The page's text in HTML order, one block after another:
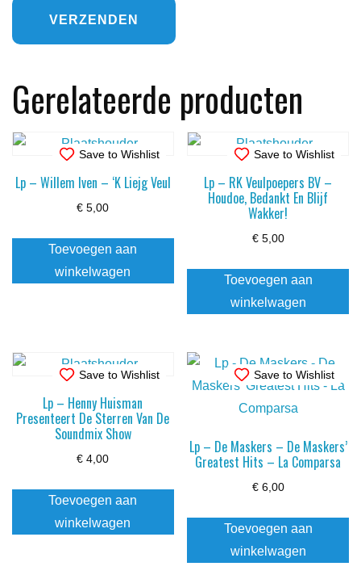
Gerelateerde producten
Save to Wishlist
Lp – Willem Iven – ‘K Liejg Veul
€ 5,00
Toevoegen aan
winkelwagen
Save to Wishlist
Lp – RK Veulpoepers BV –
Houdoe, Bedankt En Blijf
Wakker!
€5,00
Toevoegen aan
winkelwagen
Save to Wishlist
Lp – Henny Huisman
Presenteert De Sterren Van De
Soundmix Show
€ 4,00
Toevoegen aan
winkelwagen
Save to Wishlist
Lp – De Maskers – De Maskers’
Greatest Hits – La Comparsa
€6,00
Toevoegen aan
winkelwagen